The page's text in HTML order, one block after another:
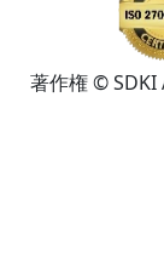
著作権 © SDKI